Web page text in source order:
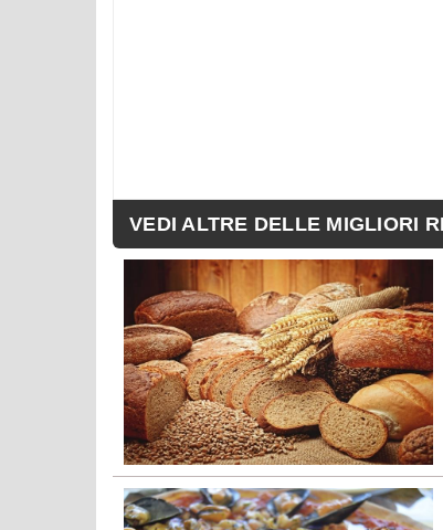
VEDI ALTRE DELLE MIGLIORI